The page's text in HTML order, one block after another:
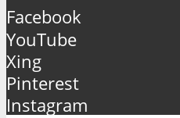
Facebook
YouTube
Xing
Pinterest
Instagram